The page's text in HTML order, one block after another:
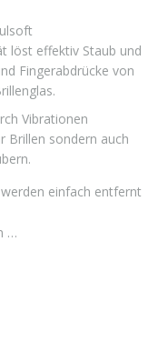
löst effektiv Staub und
Fingerabdrücke von
Vibrationen
Brillen sondern auch
einfach entfernt
…